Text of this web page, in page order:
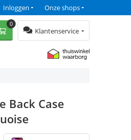
Onze shops
Inloggen
Klantenservice
0
Back Case